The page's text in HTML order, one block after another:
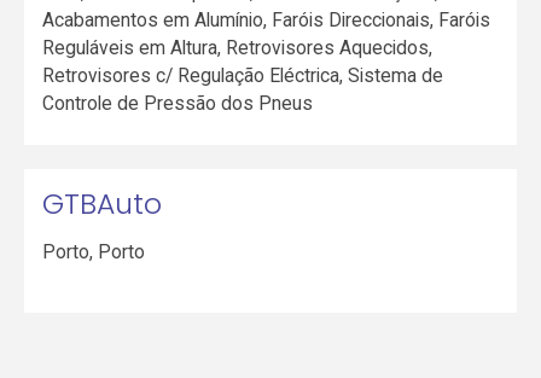
Acabamentos em Alumínio, Faróis Direccionais, Faróis
Reguláveis em Altura, Retrovisores Aquecidos,
Retrovisores c/ Regulação Eléctrica, Sistema de
Controle de Pressão dos Pneus
GTBAuto
Porto, Porto